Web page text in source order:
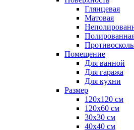
Глянцевая
Матовая
Помещение
Для ванной
Для гаража
Для кухни
Размер
120x120 см
120x60 см
30x30 см
40x40 см